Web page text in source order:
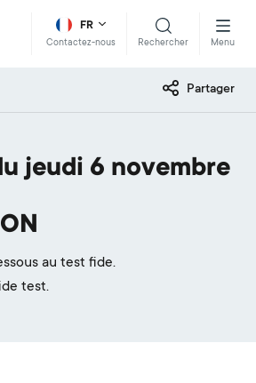
FR
Contactez-nous Rechercher Menu
Partager
jeudi 6 novembre
au test fide.
test.